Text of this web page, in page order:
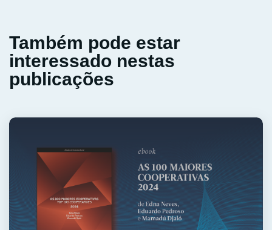
Também pode estar
interessado nestas
publicações